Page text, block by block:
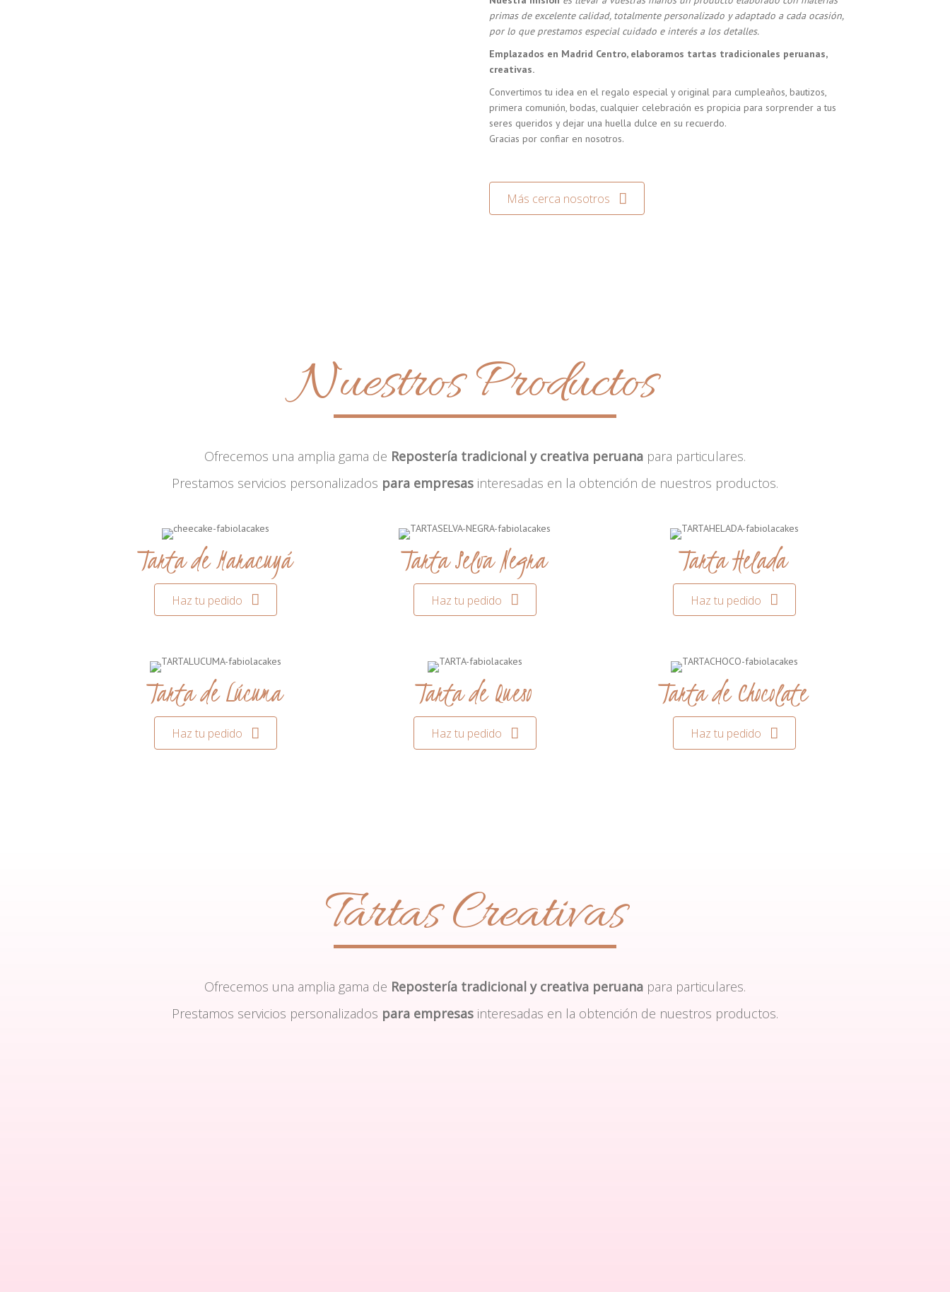
primas de excelente calidad, totalmente personalizado y adaptado a cada ocasión,
por lo que prestamos especial cuidado e interés a los detalles.
Emplazados en Madrid Centro, elaboramos tartas tradicionales peruanas,
creativas.
Convertimos tu idea en el regalo especial y original para cumpleaños, bautizos,
primera comunión, bodas, cualquier celebración es propicia para sorprender a tus
seres queridos y dejar una huella dulce en su recuerdo.
Gracias por confiar en nosotros.
Más cerca nosotros
Nuestros Productos
Ofrecemos una amplia gama de Repostería tradicional y creativa peruana para particulares.
Prestamos servicios personalizados para empresas interesadas en la obtención de nuestros productos.
Tarta de Maracuyá
Haz tu pedido
Tarta Selva Negra
Haz tu pedido
Tarta Helada
Haz tu pedido
Tarta de Lúcuma
Haz tu pedido
Tarta de Queso
Haz tu pedido
Tarta de Chocolate
Haz tu pedido
Tartas Creativas
Ofrecemos una amplia gama de Repostería tradicional y creativa peruana para particulares.
Prestamos servicios personalizados para empresas interesadas en la obtención de nuestros productos.